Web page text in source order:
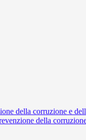
della corruzione e
della